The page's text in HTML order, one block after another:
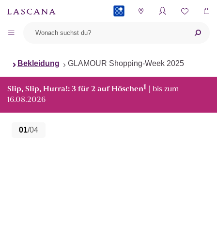
Bekleidung GLAMOUR Shopping-Week 2025
Slip, Slip, Hurra!: 3 für 2 auf Höschen1 | bis zum
16.08.2026
01/04